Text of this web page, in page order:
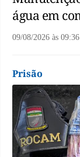
água em
09/08/2026 às 09:36
Prisão